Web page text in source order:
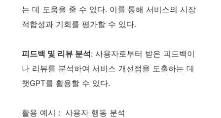
는 데 도움을 줄 수 있다. 이를 통해 서비스의 시장
적합성과 기회를 평가할 수 있다.
피드백 및 리뷰 분석: 사용자로부터 받은 피드백이
나 리뷰를 분석하여 서비스 개선점을 도출하는 데
챗GPT를 활용할 수 있다.
활용 예시 : 사용자 행동 분석